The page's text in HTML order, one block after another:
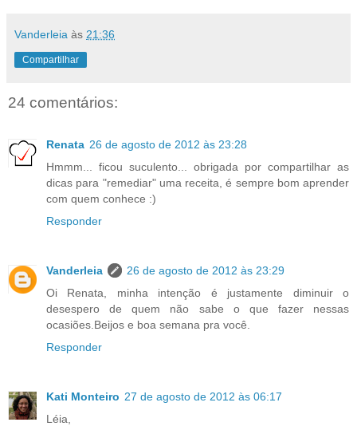
Vanderleia às 21:36
Compartilhar
24 comentários:
Renata 26 de agosto de 2012 às 23:28
Hmmm... ficou suculento... obrigada por compartilhar as
dicas para "remediar" uma receita, é sempre bom aprender
com quem conhece :)
Responder
Vanderleia
26 de agosto de 2012 às 23:29
Oi Renata, minha intenção é justamente diminuir o
desespero de quem não sabe o que fazer nessas
ocasiões.Beijos e boa semana pra você.
Responder
Kati Monteiro 27 de agosto de 2012 às 06:17
Léia,